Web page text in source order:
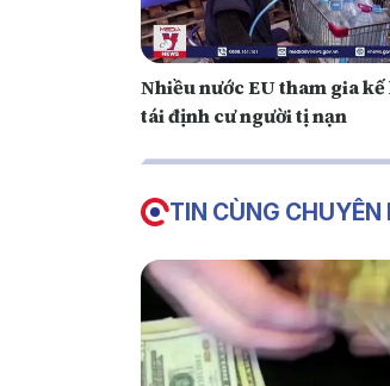
Nhiều nước EU tham gia
tái định cư người tị nạn
TIN CÙNG CHUYÊN